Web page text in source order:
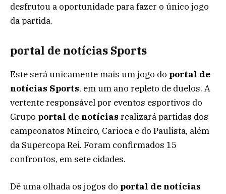
desfrutou a oportunidade para fazer o único jogo
da partida.
portal de notícias Sports
Este será unicamente mais um jogo do portal de
notícias Sports, em um ano repleto de duelos. A
vertente responsável por eventos esportivos do
Grupo portal de notícias realizará partidas dos
campeonatos Mineiro, Carioca e do Paulista, além
da Supercopa Rei. Foram confirmados 15
confrontos, em sete cidades.
Dê uma olhada os jogos do portal de notícias